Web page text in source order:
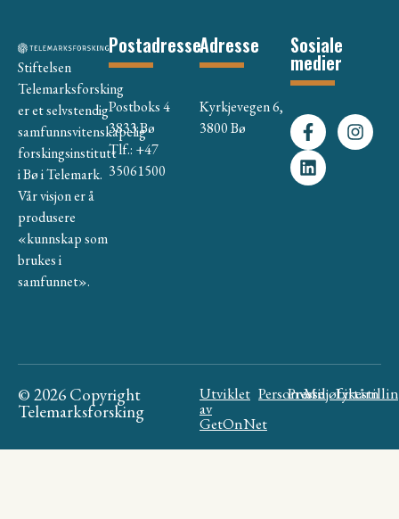
Stiftelsen
Telemarksforsking
er et selvstendig
samfunnsvitenskapelig
forskingsinstitutt
i Bø i Telemark.
Vår visjon er å
produsere
«kunnskap som
brukes i
samfunnet».
Postadresse
Postboks 4
3833 Bø
Tlf.: +47
35061500
Adresse
Kyrkjevegen 6,
3800 Bø
Sosiale
medier
© 2026 Copyright
Telemarksforsking
Utviklet
av
GetOnNet
Personvern
Presse
Miljøfyrtårn